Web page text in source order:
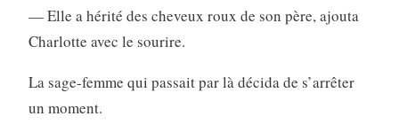
— Elle a hérité des cheveux roux de son père, ajouta
Charlotte avec le sourire.
La sage-femme qui passait par là décida de s’arrêter
un moment.